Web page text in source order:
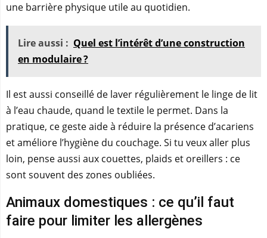
une barrière physique utile au quotidien.
Lire aussi : Quel est l’intérêt d’une construction
en modulaire ?
Il est aussi conseillé de laver régulièrement le linge de lit
à l’eau chaude, quand le textile le permet. Dans la
pratique, ce geste aide à réduire la présence d’acariens
et améliore l’hygiène du couchage. Si tu veux aller plus
loin, pense aussi aux couettes, plaids et oreillers : ce
sont souvent des zones oubliées.
Animaux domestiques : ce qu’il faut
faire pour limiter les allergènes